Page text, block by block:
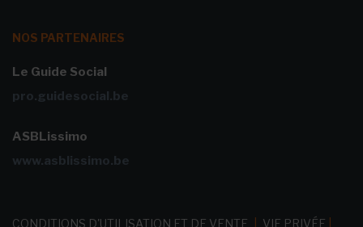
NOS PARTENAIRES
Le Guide Social
pro.guidesocial.be
ASBLissimo
www.asblissimo.be
CONDITIONS D'UTILISATION ET DE VENTE VIE PRIVÉE